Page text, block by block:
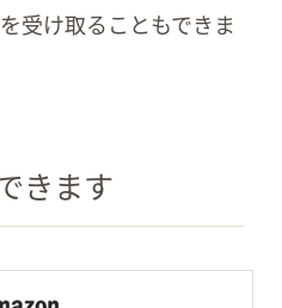
受け取ることもできま
きます